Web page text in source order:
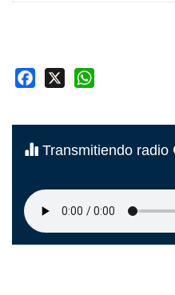
Facebook
Transmitiendo radio